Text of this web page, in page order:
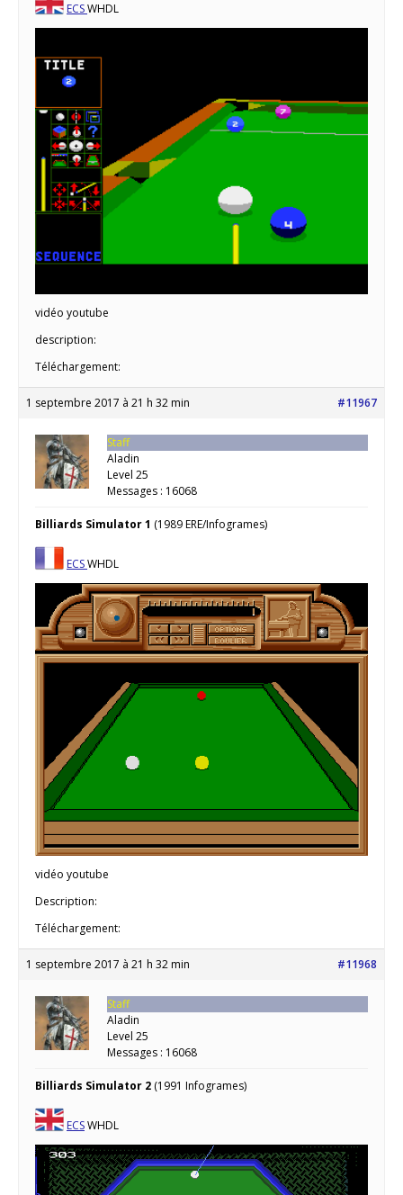
ECSWHDL
vidéo youtube
description:
Téléchargement:
1 septembre 2017 à 21 h 32 min #11967
Staff
Aladin
Level 25
Messages : 16068
Billiards Simulator 1 (1989 ERE/Infogrames)
ECSWHDL
vidéo youtube
Description:
Téléchargement:
1 septembre 2017 à 21 h 32 min #11968
Staff
Aladin
Level 25
Messages : 16068
Billiards Simulator 2 (1991 Infogrames)
ECSWHDL